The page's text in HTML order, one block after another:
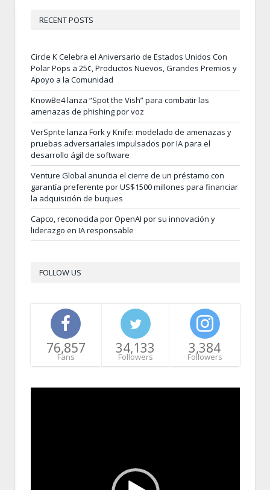
RECENT POSTS
Circle K Celebra el Aniversario de Estados Unidos Con
Polar Pops a 25¢, Productos Nuevos, Grandes Premios y
Apoyo a la Comunidad
KnowBe4 lanza “Spot the Vish” para combatir las
amenazas de phishing por voz
VerSprite lanza Fork y Knife: modelado de amenazas y
pruebas adversariales impulsados por IA para el
desarrollo ágil de software
Venture Global anuncia el cierre de un préstamo con
garantía preferente por US$1500 millones para financiar
la adquisición de buques
Capco, reconocida por OpenAI por su innovación y
liderazgo en IA responsable
FOLLOW US
76,857
Fans
34,133
Followers
3,384
Followers